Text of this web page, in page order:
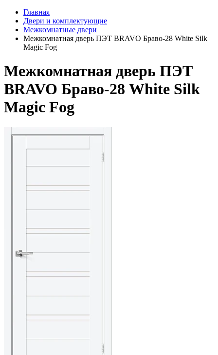
Главная
Двери и комплектующие
Межкомнатные двери
Межкомнатная дверь ПЭТ BRAVO Браво-28 White Silk
Magic Fog
Межкомнатная дверь ПЭТ
BRAVO Браво-28 White Silk
Magic Fog